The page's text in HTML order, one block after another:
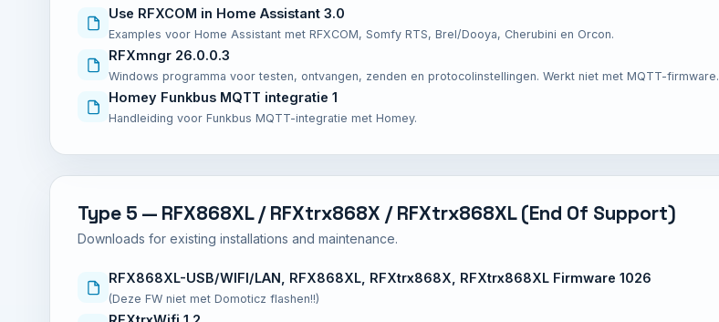
Use RFXCOM in Home Assistant 3.0
Examples voor Home Assistant met RFXCOM, Somfy RTS, Brel/Dooya, Cherubini en Orcon.
RFXmngr 26.0.0.3
Windows programma voor testen, ontvangen, zenden en protocolinstellingen. Werkt niet met MQTT-firmware.
Homey Funkbus MQTT integratie 1
Handleiding voor Funkbus MQTT-integratie met Homey.
Type 5 — RFX868XL / RFXtrx868X / RFXtrx868XL (End Of Support)
Downloads for existing installations and maintenance.
RFX868XL-USB/WIFI/LAN, RFX868XL, RFXtrx868X, RFXtrx868XL Firmware 1026
(Deze FW niet met Domoticz flashen!!)